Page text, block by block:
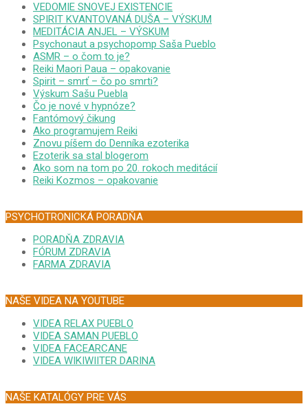
VEDOMIE SNOVEJ EXISTENCIE
SPIRIT KVANTOVANÁ DUŠA – VÝSKUM
MEDITÁCIA ANJEL – VÝSKUM
Psychonaut a psychopomp Saša Pueblo
ASMR – o čom to je?
Reiki Maori Paua – opakovanie
Spirit – smrť – čo po smrti?
Výskum Sašu Puebla
Čo je nové v hypnóze?
Fantómový čikung
Ako programujem Reiki
Znovu píšem do Denníka ezoterika
Ezoterik sa stal blogerom
Ako som na tom po 20. rokoch meditácií
Reiki Kozmos – opakovanie
PSYCHOTRONICKÁ PORADŇA
PORADŇA ZDRAVIA
FÓRUM ZDRAVIA
FARMA ZDRAVIA
NAŠE VIDEA NA YOUTUBE
VIDEA RELAX PUEBLO
VIDEA SAMAN PUEBLO
VIDEA FACEARCANE
VIDEA WIKIWIITER DARINA
NAŠE KATALÓGY PRE VÁS